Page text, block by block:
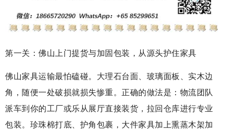
第一关：佛山上门提货与加固包装，从源头护住家具
佛山家具运输最怕磕碰。大理石台面、玻璃面板、实木边
角，随便一处破损就损失惨重。正确的做法是：物流团队
派车到你的工厂或乐从展厅直接装货，拉回仓库进行专业
包装。珍珠棉打底、护角包裹，大件家具加上熏蒸木架加